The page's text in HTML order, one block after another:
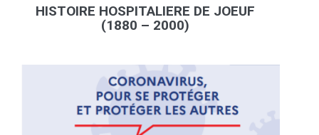
HISTOIRE HOSPITALIERE DE JOEUF
(1880 – 2000)